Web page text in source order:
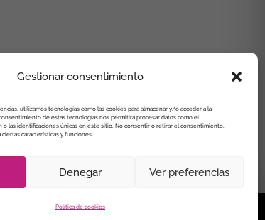
Gestionar consentimiento
utilizamos tecnologías como las cookies para almacenar y/o acceder a la
de estas tecnologías nos permitirá procesar datos como el
o las identificaciones únicas en este sitio. No consentir o retirar el consentimiento,
características y funciones.
Denegar Ver preferencias
Política de cookies